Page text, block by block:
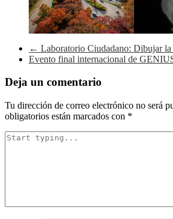
Navegación
entradas
← Laboratorio Ciudadano: Dibujar la
Evento final internacional de
Deja un comentario
Tu dirección de correo electrónico no será
obligatorios están marcados con *